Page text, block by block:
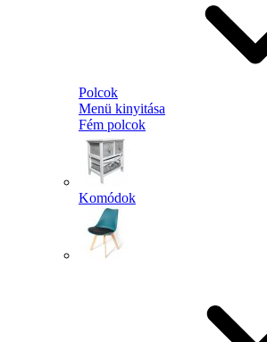
Polcok
Menü kinyitása
Fém polcok
Komódok